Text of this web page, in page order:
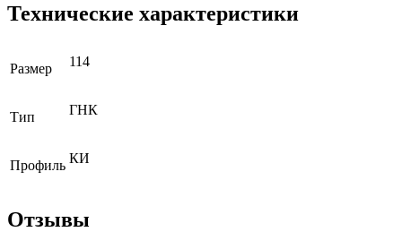
Технические характеристики
Размер 114
Тип ГНК
Профиль КИ
Отзывы